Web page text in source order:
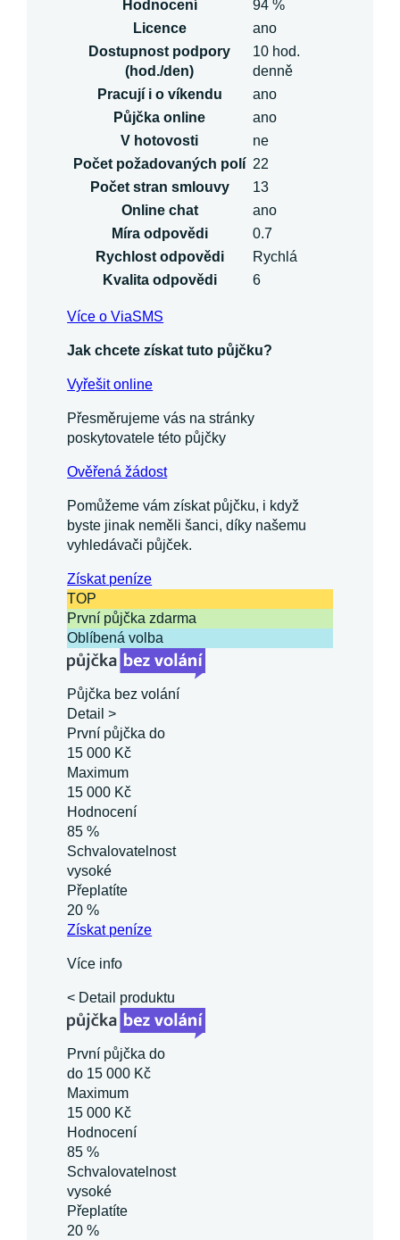
Hodnocení
94 %
Licence
ano
Dostupnost podpory
(hod./den)
10 hod.
denně
Pracují i o víkendu
ano
Půjčka online
ano
V hotovosti
ne
Počet požadovaných polí 22
Počet stran smlouvy
13
Online chat
ano
Míra odpovědi
0.7
Rychlost odpovědi
Rychlá
Kvalita odpovědi
6
Více o ViaSMS
Jak chcete získat tuto půjčku?
Vyřešit online
Přesměrujeme vás na stránky
poskytovatele této půjčky
Ověřená žádost
Pomůžeme vám získat půjčku, i když
byste jinak neměli šanci, díky našemu
vyhledávači půjček.
Získatpeníze
TOP
První půjčka zdarma
Oblíbená volba
Půjčka bez volání
Detail >
První půjčka do
15 000 Kč
Maximum
15 000 Kč
Hodnocení
85 %
Schvalovatelnost
vysoké
Přeplatíte
20 %
Získatpeníze
Více info
< Detail produktu
První půjčka do
do 15 000 Kč
Maximum
15 000 Kč
Hodnocení
85 %
Schvalovatelnost
vysoké
Přeplatíte
20 %